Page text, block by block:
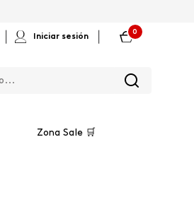
Iniciar sesión
0
Zona Sale 🛒